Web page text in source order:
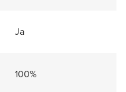
Ja
100%